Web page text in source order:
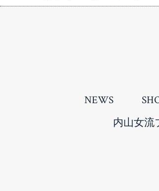
プ
NEWS
内山女流